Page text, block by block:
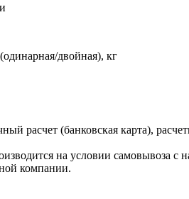
двойная), кг
расчет (банковская карта),
на условии самовывоза
компании.